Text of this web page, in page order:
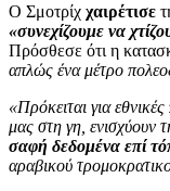
Ο Σμοτρίχ χαιρέτισε
«συνεχίζουμε να
Πρόσθεσε ότι η
απλώς ένα μέτρο
«Πρόκειται για
μας στη γη, ενισχύουν
σαφή δεδομένα επί
αραβικού